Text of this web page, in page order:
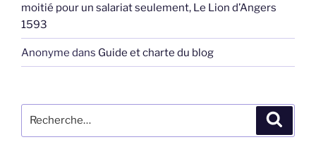
moitié pour un salariat seulement, Le Lion d’Angers
1593
Anonyme dans Guide et charte du blog
pour